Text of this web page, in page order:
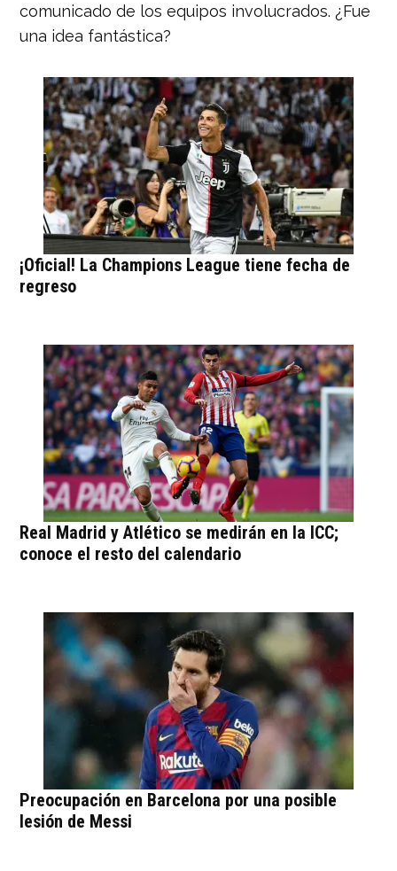
comunicado de los equipos involucrados. ¿Fue
una idea fantástica?
¡Oficial! La Champions League tiene fecha de
regreso
Real Madrid y Atlético se medirán en la ICC;
conoce el resto del calendario
Preocupación en Barcelona por una posible
lesión de Messi